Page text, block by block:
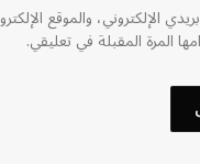
الإلكتروني، والموقع
المرة المقبلة في تعليقي.